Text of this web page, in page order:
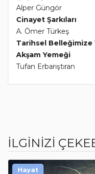
Alper Güngör
Cinayet Şarkıları
A. Ömer Türkeş
Tarihsel Belleğimize
Akşam Yemeği
Tufan Erbarıştıran
İLGİNİZİ
Hayat